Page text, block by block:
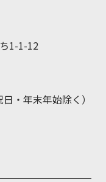
1-1-12
・年末年始除く）